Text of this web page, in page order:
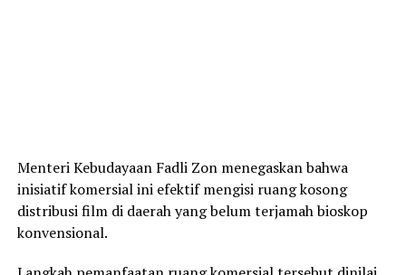
Menteri Kebudayaan Fadli Zon menegaskan bahwa
inisiatif komersial ini efektif mengisi ruang kosong
distribusi film di daerah yang belum terjamah bioskop
konvensional.